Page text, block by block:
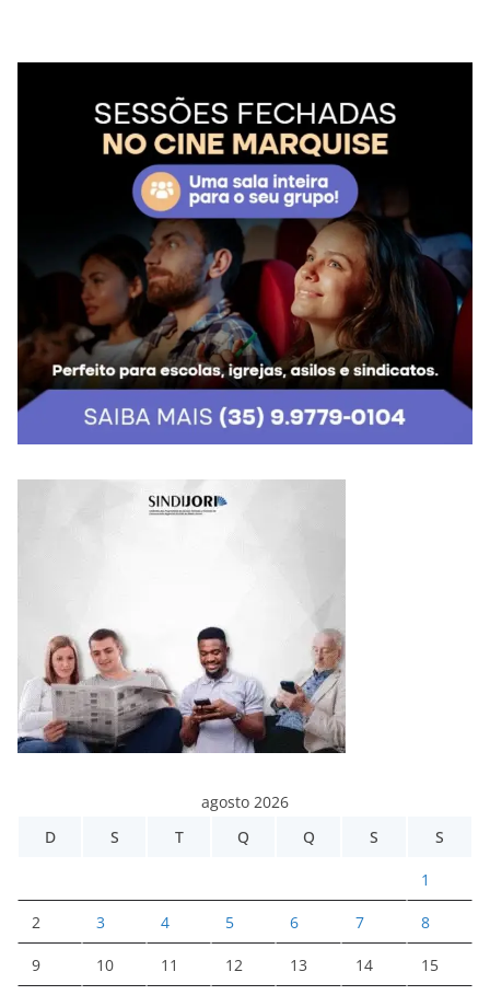
agosto 2026
D
S T Q Q S S
1
2 3 4 5 6 7 8
9 10 11 12 13 14 15